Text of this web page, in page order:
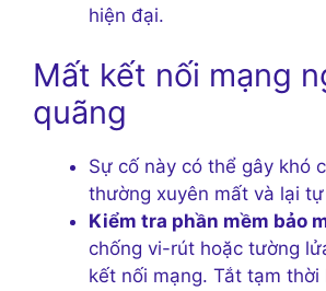
hiện đại.
Mất kết nối mạng
quãng
Sự cố này có thể gây khó
thường xuyên mất và lại
Kiểm tra phần mềm bảo
chống vi-rút hoặc tường
kết nối mạng. Tắt tạm thời